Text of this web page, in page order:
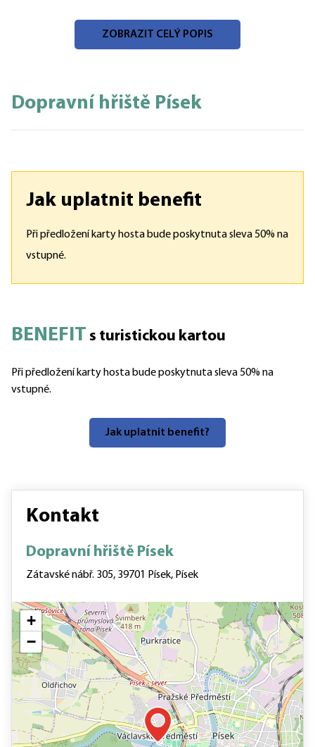
kruhového objezdu. K zapůjčení jsou k dispozici šlapací
káry dvou velikostí, které uspokojí malé i větší zájemce.
Duben, Květen, Červen, Září, Říjen: Pondělí, středa, pátek
Červenec, Srpen: Pondělí, středa, pátek, neděle - 10:00 –
ZOBRAZIT CELÝ POPIS
Dopravní hřiště Písek
Jak uplatnit benefit
Při předložení karty hosta bude poskytnuta sleva 50% na
vstupné.
BENEFIT s turistickou kartou
Při předložení karty hosta bude poskytnuta sleva 50% na
vstupné.
Jak uplatnit benefit?
Kontakt
Dopravní hřiště Písek
Zátavské nábř. 305, 39701 Písek, Písek
+
−